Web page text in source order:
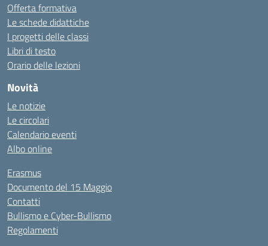
Offerta formativa
Le schede didattiche
I progetti delle classi
Libri di testo
Orario delle lezioni
Novità
Le notizie
Le circolari
Calendario eventi
Albo online
Erasmus
Documento del 15 Maggio
Contatti
Bullismo e Cyber-Bullismo
Regolamenti